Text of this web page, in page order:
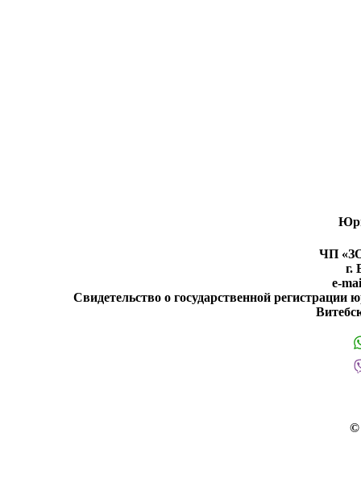
ЧП
г.
e-
Свидетельство о государственной
©